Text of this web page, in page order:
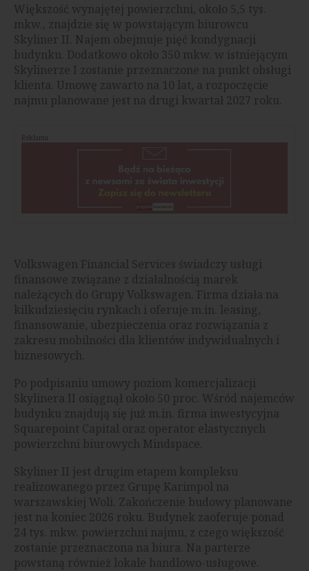
Większość wynajętej powierzchni, około 5,5 tys.
mkw., znajdzie się w powstającym biurowcu
Skyliner II. Najem obejmuje pięć kondygnacji
budynku. Dodatkowo około 350 mkw. w istniejącym
Skylinerze I zostanie przeznaczone na punkt obsługi
klienta. Umowę zawarto na 10 lat, a rozpoczęcie
najmu planowane jest na drugi kwartał 2027 roku.
Reklama
Volkswagen Financial Services świadczy usługi
finansowe związane z działalnością marek
należących do Grupy Volkswagen. Firma działa na
kilkudziesięciu rynkach i oferuje m.in. leasing,
finansowanie, ubezpieczenia oraz rozwiązania z
zakresu mobilności dla klientów indywidualnych i
biznesowych.
Po podpisaniu umowy poziom komercjalizacji
Skylinera II osiągnął około 50 proc. Wśród najemców
budynku znajdują się już m.in. firma inwestycyjna
Squarepoint Capital oraz operator elastycznych
powierzchni biurowych Mindspace.
Skyliner II jest drugim etapem kompleksu
realizowanego przez Grupę Karimpol na
warszawskiej Woli. Zakończenie budowy planowane
jest na koniec 2026 roku. Budynek zaoferuje ponad
24 tys. mkw. powierzchni najmu, z czego większość
zostanie przeznaczona na biura. Na parterze
powstaną również lokale handlowo-usługowe.